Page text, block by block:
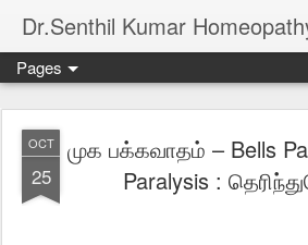
Pages
OCT
25
முக பக்கவாதம் – Bells
Paralysis :